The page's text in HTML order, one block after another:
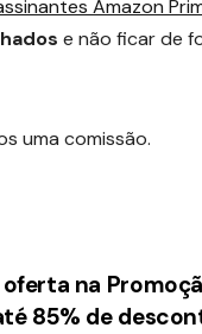
Amazon
e não ficar de
uma comissão.
na
85% de